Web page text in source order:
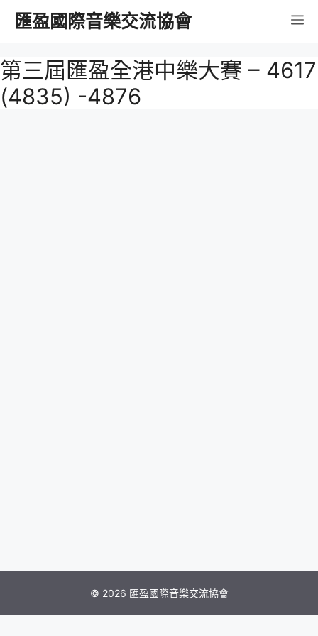
容
匯盈國際音樂交流協會 選
單
第三屆匯盈全港中樂大賽 – 4617
(4835) -4876
© 2026 匯盈國際音樂交流協會